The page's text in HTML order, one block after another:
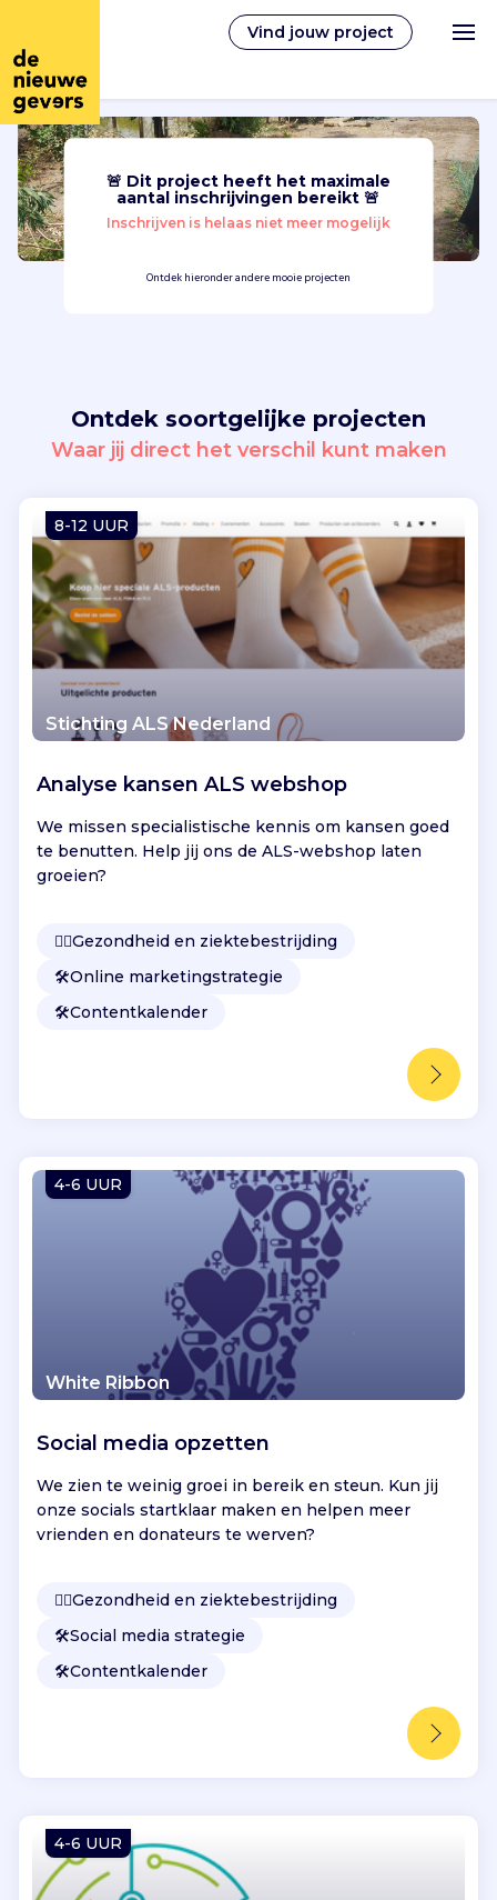
Vind jouw project
Nederlands
Vrijwilligerswerk
Vind jouw project
Inloggen
🚨 Dit project heeft het maximale
aantal inschrijvingen bereikt 🚨
Inschrijven is helaas niet meer mogelijk
Ontdek hieronder andere mooie projecten
Ontdek soortgelijke projecten
Waar jij direct het verschil kunt maken
8-12 UUR
Stichting ALS Nederland
Analyse kansen ALS webshop
We missen specialistische kennis om kansen goed
te benutten. Help jij ons de ALS-webshop laten
groeien?
👩‍⚕️Gezondheid en ziektebestrijding
🛠️Online marketingstrategie
🛠️Contentkalender
4-6 UUR
White Ribbon
Social media opzetten
We zien te weinig groei in bereik en steun. Kun jij
onze socials startklaar maken en helpen meer
vrienden en donateurs te werven?
👩‍⚕️Gezondheid en ziektebestrijding
🛠️Social media strategie
🛠️Contentkalender
4-6 UUR